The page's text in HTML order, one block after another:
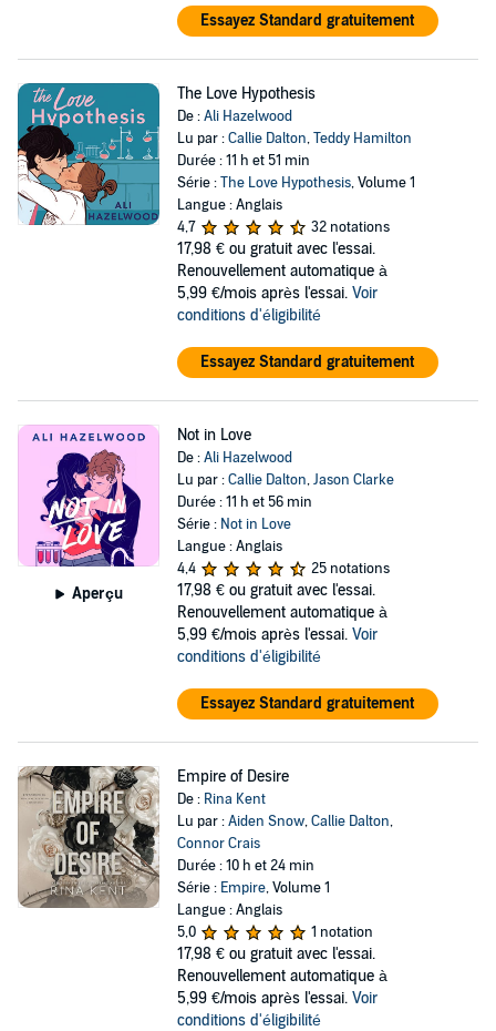
Essayez Standard gratuitement
The Love Hypothesis
De :Ali Hazelwood
Lu par :Callie Dalton,Teddy Hamilton
Durée : 11 h et 51 min
Série :The Love Hypothesis, Volume 1
Langue : Anglais
4,7
32 notations
17,98 € ou gratuit avec l'essai.
Renouvellement automatique à
5,99 €/mois après l'essai. Voir
conditions d'éligibilité
Essayez Standard gratuitement
Aperçu
Not in Love
De :Ali Hazelwood
Lu par :Callie Dalton,Jason Clarke
Durée : 11 h et 56 min
Série : Not in Love
Langue : Anglais
4,4
25 notations
17,98 € ou gratuit avec l'essai.
Renouvellement automatique à
5,99 €/mois après l'essai. Voir
conditions d'éligibilité
Essayez Standard gratuitement
Empire of Desire
De : Rina Kent
Lu par :Aiden Snow,Callie Dalton,
Connor Crais
Durée : 10 h et 24 min
Série : Empire, Volume 1
Langue : Anglais
5,0
1 notation
17,98 € ou gratuit avec l'essai.
Renouvellement automatique à
5,99 €/mois après l'essai. Voir
conditions d'éligibilité